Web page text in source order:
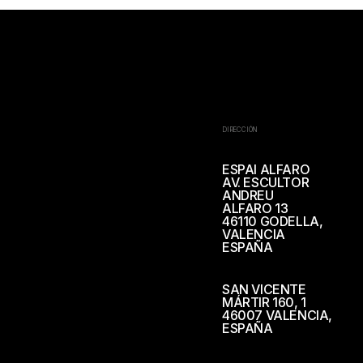
DIRECCIÓN
ESPAI ALFARO
AV. ESCULTOR
ANDREU
ALFARO 13
46110 GODELLA,
VALENCIA
ESPAÑA
SAN VICENTE
MÁRTIR 160, 1
46007 VALENCIA,
ESPAÑA